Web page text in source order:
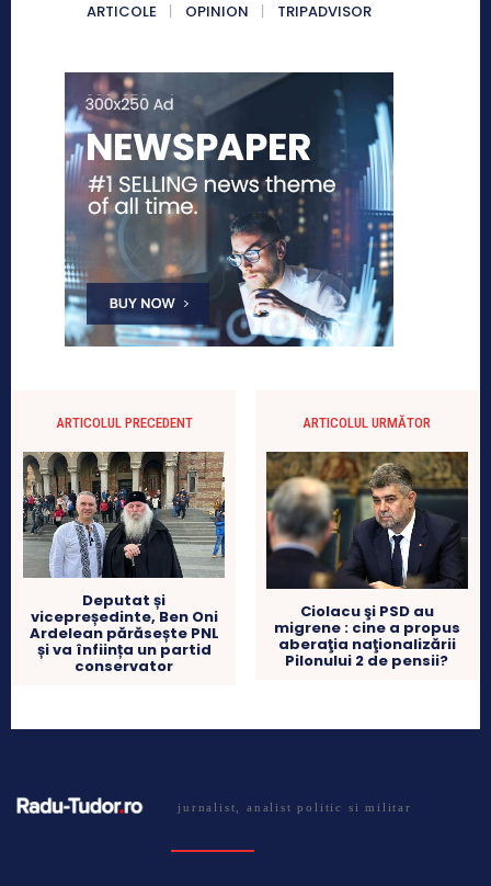
ARTICOLE OPINION TRIPADVISOR
ARTICOLUL PRECEDENT
Deputat și
vicepreședinte, Ben Oni
Ardelean părăsește PNL
și va înființa un partid
conservator
ARTICOLUL URMĂTOR
Ciolacu şi PSD au
migrene : cine a propus
aberaţia naţionalizării
Pilonului 2 de pensii?
jurnalist, analist politic si militar